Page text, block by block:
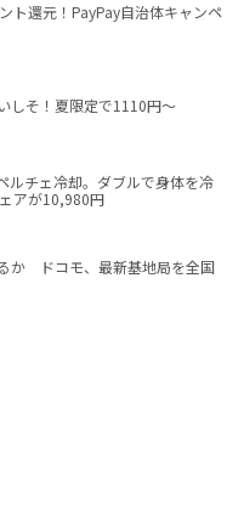
ト還元！PayPay自治体キャンペ
しそ！夏限定で1110円～
ルチェ冷却。ダブルで身体を冷
アが10,980円
か ドコモ、最新基地局を全国